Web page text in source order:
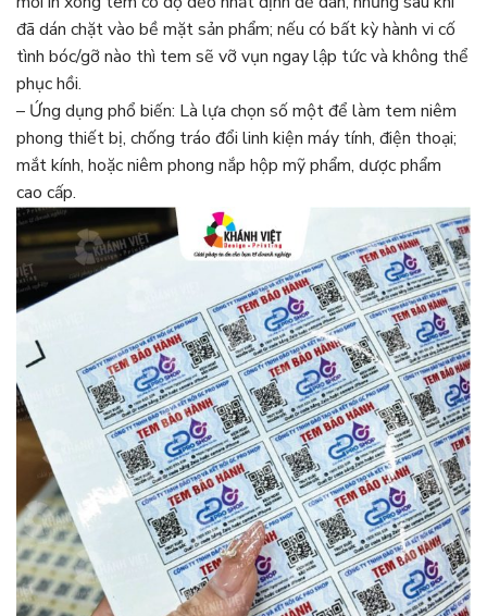
đã dán chặt vào bề mặt sản phẩm; nếu có bất kỳ hành vi cố
tình bóc/gỡ nào thì tem sẽ vỡ vụn ngay lập tức và không thể
phục hồi.
– Ứng dụng phổ biến: Là lựa chọn số một để làm tem niêm
phong thiết bị, chống tráo đổi linh kiện máy tính, điện thoại;
mắt kính, hoặc niêm phong nắp hộp mỹ phẩm, dược phẩm
cao cấp.